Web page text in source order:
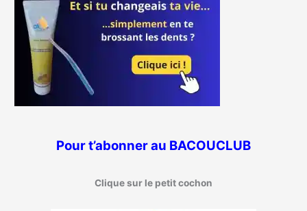
Pour t’abonner au BACOUCLUB
Clique sur le petit cochon